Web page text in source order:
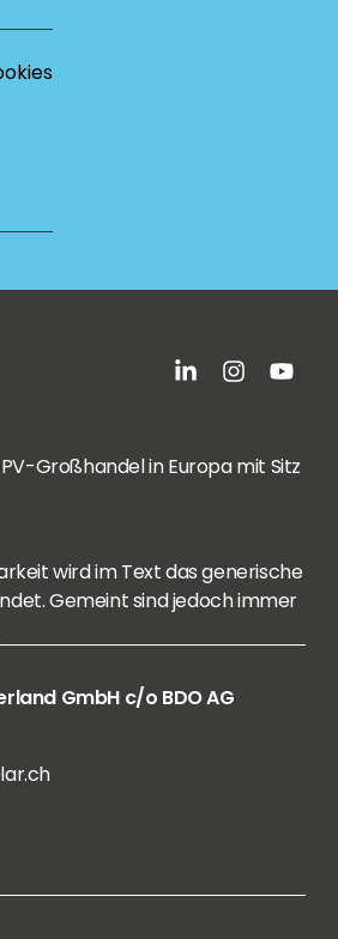
Großhandel in Europa mit Sitz
wird im Text das generische
Gemeint sind jedoch immer
GmbH c/o BDO AG